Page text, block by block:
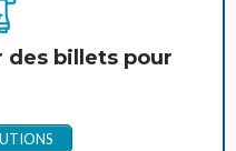
des billets pour